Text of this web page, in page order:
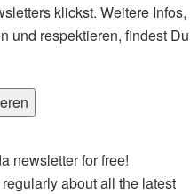
klickst. Weitere Infos,
und respektieren, findest Du
newsletter for free!
about all the latest